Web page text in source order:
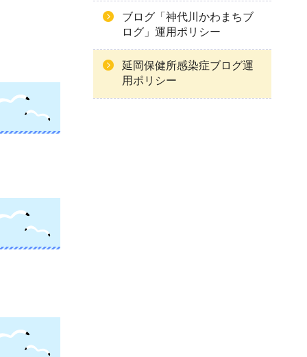
ブログ「神代川かわまちブ
ログ」運用ポリシー
延岡保健所感染症ブログ運
用ポリシー